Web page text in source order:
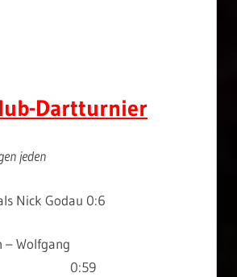
Dartturnier
jeden
Nick Godau 0:6
– Wolfgang
0:59